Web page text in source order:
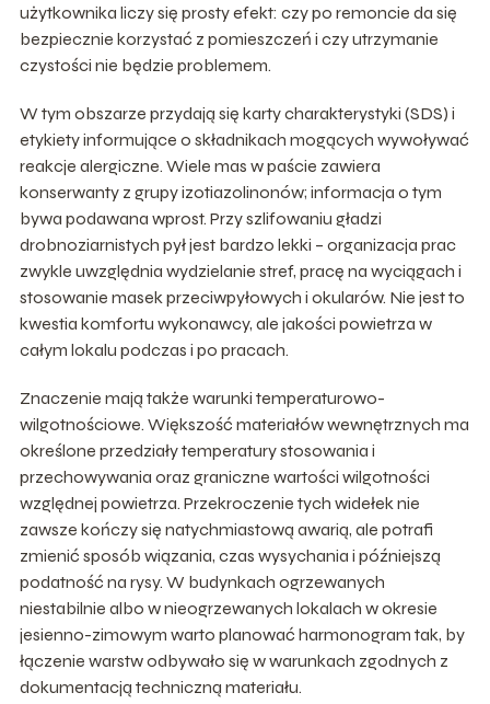
użytkownika liczy się prosty efekt: czy po remoncie da się
bezpiecznie korzystać z pomieszczeń i czy utrzymanie
czystości nie będzie problemem.
W tym obszarze przydają się karty charakterystyki (SDS) i
etykiety informujące o składnikach mogących wywoływać
reakcje alergiczne. Wiele mas w paście zawiera
konserwanty z grupy izotiazolinonów; informacja o tym
bywa podawana wprost. Przy szlifowaniu gładzi
drobnoziarnistych pył jest bardzo lekki – organizacja prac
zwykle uwzględnia wydzielanie stref, pracę na wyciągach i
stosowanie masek przeciwpyłowych i okularów. Nie jest to
kwestia komfortu wykonawcy, ale jakości powietrza w
całym lokalu podczas i po pracach.
Znaczenie mają także warunki temperaturowo-
wilgotnościowe. Większość materiałów wewnętrznych ma
określone przedziały temperatury stosowania i
przechowywania oraz graniczne wartości wilgotności
względnej powietrza. Przekroczenie tych widełek nie
zawsze kończy się natychmiastową awarią, ale potrafi
zmienić sposób wiązania, czas wysychania i późniejszą
podatność na rysy. W budynkach ogrzewanych
niestabilnie albo w nieogrzewanych lokalach w okresie
jesienno-zimowym warto planować harmonogram tak, by
łączenie warstw odbywało się w warunkach zgodnych z
dokumentacją techniczną materiału.